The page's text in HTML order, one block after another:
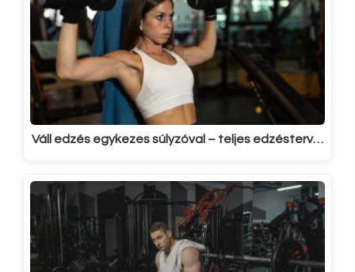
Váll edzés egykezes súlyzóval – teljes edzésterv…